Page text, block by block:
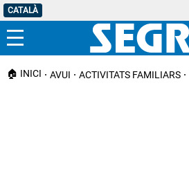
CATALÀ
Menú
🏠 INICI AVUI ACTIVITATS FAMILIARS